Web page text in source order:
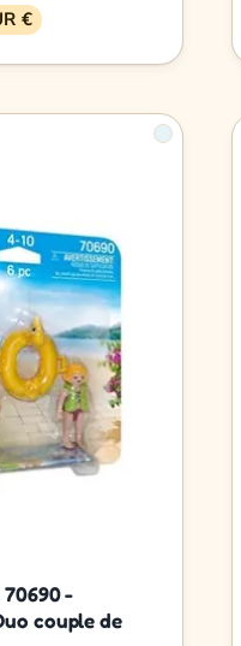
€
70690 -
couple de